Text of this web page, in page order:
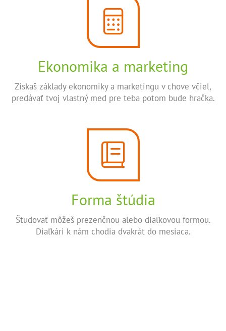
Ekonomika a marketing
Získaš základy ekonomiky a marketingu v chove včiel,
predávať tvoj vlastný med pre teba potom bude hračka.
Forma štúdia
Študovať môžeš prezenčnou alebo diaľkovou formou.
Diaľkári k nám chodia dvakrát do mesiaca.